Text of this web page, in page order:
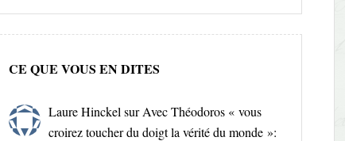
CE QUE VOUS EN DITES
Laure Hinckel surAvec Théodoros « vous
croirez toucher du doigt la vérité du monde »: